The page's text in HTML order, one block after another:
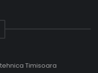
Timisoara